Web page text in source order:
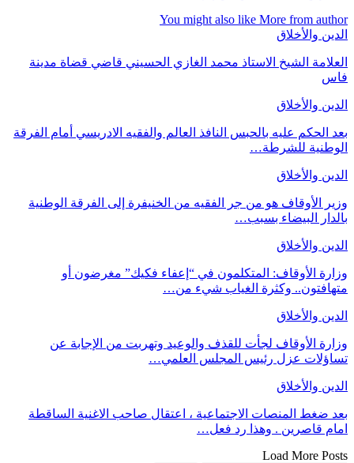
You might also like More from author
الدين والأخلاق
العلامة الشيخ الاستاذ محمد الغازي الحسيني قاضي قضاة مدينة
فاس
الدين والأخلاق
بعد الحكم عليه بالحبس النافذ العالم والفقيه الادريسي أمام الفرقة
الوطنية للشرطة…
الدين والأخلاق
وزير الأوقاف هو من جر الفقيه من الخنيفرة إلى الفرقة الوطنية
بالدار البيضاء بسبب…
الدين والأخلاق
وزارة الأوقاف: المتكلمون في “إعفاء فكيك” مغرضون أو
متهافتون.. وكثرة الغياب شيء من…
الدين والأخلاق
وزارة الأوقاف لجأت للقذف والوعيد وتهربت من الإجابة عن
تساؤلات عزل رئيس المجلس العلمي…
الدين والأخلاق
بعد ضغط المنصات الاجتماعية ، اعتقال صاحب الاغنية الساقطة
امام قاصرين . وهذا رد فعل…
Load More Posts